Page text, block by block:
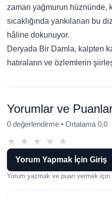
zaman yağmurun hüznünde,
sıcaklığında yankılanan bu
hâline dokunuyor.
Deryada Bir Damla, kalpten
hatıraların ve özlemlerin
Yorumlar ve
0 değerlendirme • Ortalama 0,0
★ ★ ★ ★ ★
Yorum Yapmak İçin Giriş
Yorum yazmak ve puan vermek için